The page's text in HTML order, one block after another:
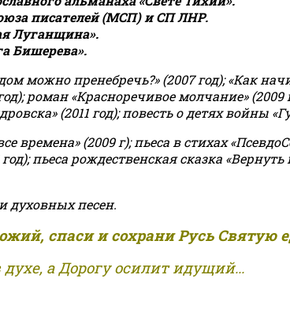
писателей (МСП) и СП ЛНР.
Луганщина».
Бишерева».
можно пренебречь?» (2007 год); «Как
роман «Красноречивое молчание»
(2011 год); повесть о детях войны
времена» (2009 г); пьеса в стихах
пьеса рождественская сказка
духовных песен.
спаси и сохрани Русь
а Дорогу осилит идущий...